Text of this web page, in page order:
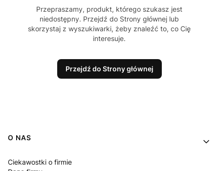
Przepraszamy, produkt, którego szukasz jest
niedostępny. Przejdź do Strony głównej lub
skorzystaj z wyszukiwarki, żeby znaleźć to, co Cię
interesuje.
Przejdź do Strony głównej
Linki w stopce
O NAS
Ciekawostki o firmie